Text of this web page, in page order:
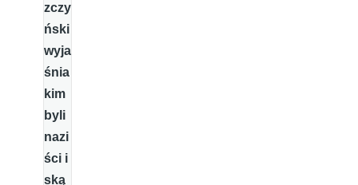
zczy
ński
wyja
śnia
kim
byli
nazi
ści i
ską